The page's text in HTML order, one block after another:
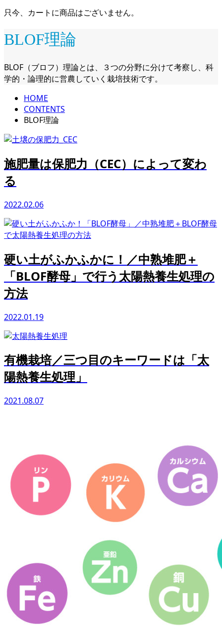
只今、カートに商品はございません。
BLOF理論
BLOF（ブロフ）理論とは、３つの分野に分けて考察し、科
学的・論理的に営農していく栽培技術です。
HOME
CONTENTS
BLOF理論
施肥量は保肥力（CEC）によって変わ
る
2022.02.06
硬い土がふかふかに！／中熟堆肥＋
「BLOF酵母」で行う太陽熱養生処理の
方法
2022.01.19
有機栽培／三つ目のキーワードは「太
陽熱養生処理」
2021.08.07